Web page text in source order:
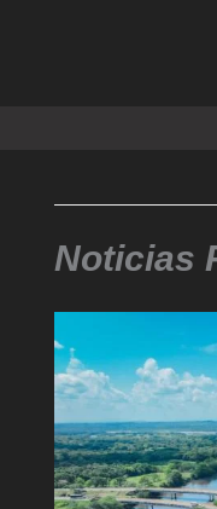
Noticias